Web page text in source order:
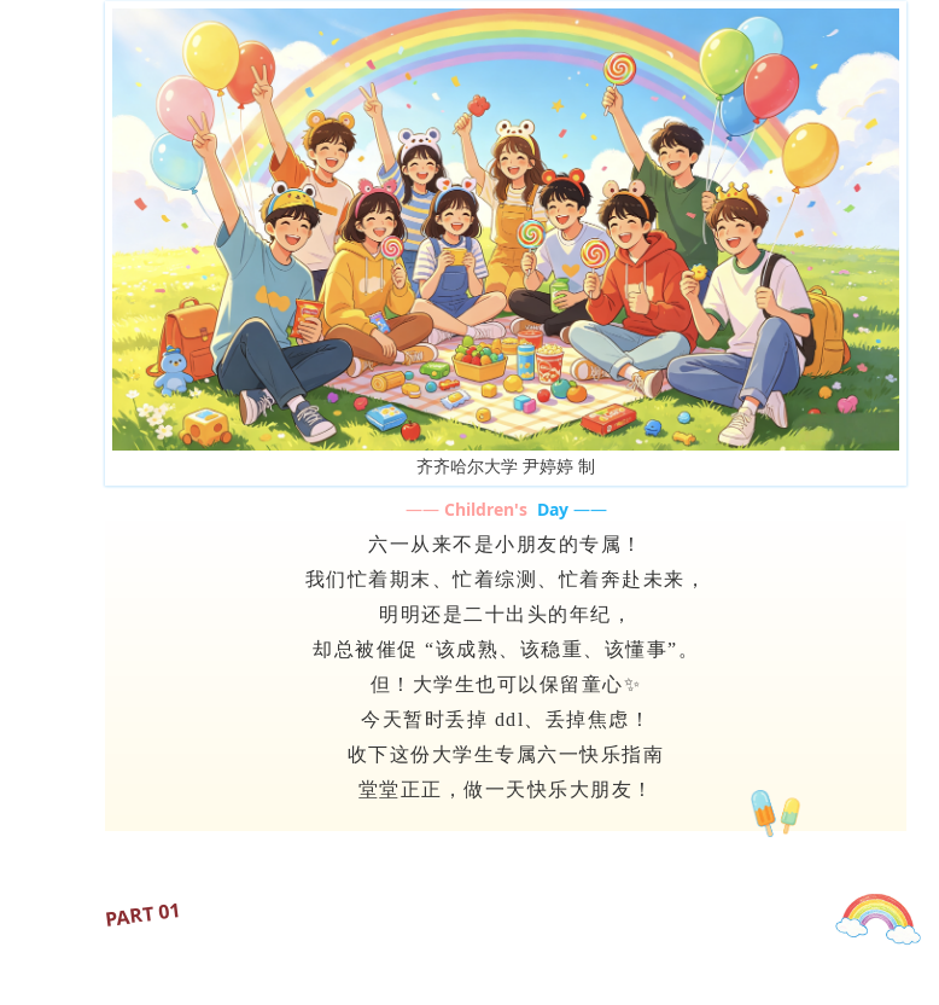
齐齐哈尔大学 尹婷婷 制
—— Children's Day ——
六一从来不是小朋友的专属！
我们忙着期末、忙着综测、忙着奔赴未来，
明明还是二十出头的年纪，
却总被催促 “该成熟、该稳重、该懂事”。
但！大学生也可以保留童心✨
今天暂时丢掉 ddl、丢掉焦虑！
收下这份大学生专属六一快乐指南
堂堂正正， 做一天快乐大朋友！
PART 01